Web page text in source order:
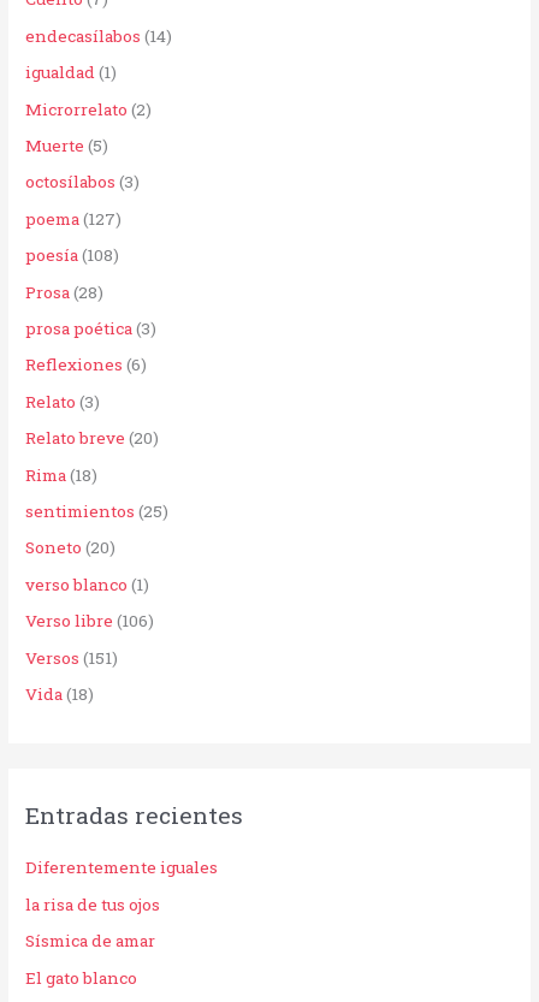
endecasílabos (14)
igualdad(1)
Microrrelato (2)
Muerte (5)
octosílabos (3)
poema(127)
poesía(108)
Prosa(28)
prosa poética(3)
Reflexiones (6)
Relato (3)
Relato breve (20)
Rima(18)
sentimientos (25)
Soneto (20)
verso blanco (1)
Verso libre (106)
Versos (151)
Vida(18)
Entradas recientes
Diferentemente iguales
la risa de tus ojos
Sísmica de amar
El gato blanco